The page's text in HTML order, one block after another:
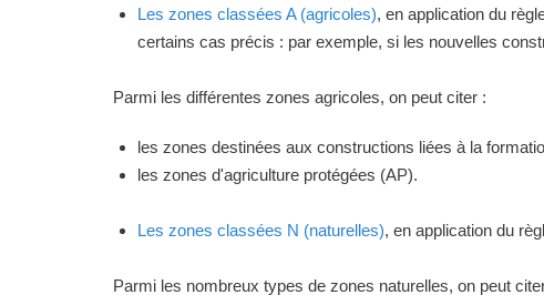
Les zones classées A (agricoles), en application du
certains cas précis : par exemple, si les nouvelles
Parmi les différentes zones agricoles, on peut citer :
les zones destinées aux constructions liées à la
les zones d'agriculture protégées (AP).
Les zones classées N (naturelles), en application du
Parmi les nombreux types de zones naturelles, on peut